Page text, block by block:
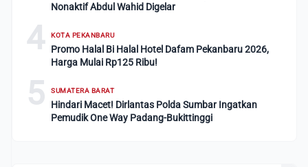
Nonaktif Abdul Wahid Digelar
4 KOTA PEKANBARU
Promo Halal Bi Halal Hotel Dafam Pekanbaru 2026,
Harga Mulai Rp125 Ribu!
5 SUMATERA BARAT
Hindari Macet! Dirlantas Polda Sumbar Ingatkan
Pemudik One Way Padang-Bukittinggi